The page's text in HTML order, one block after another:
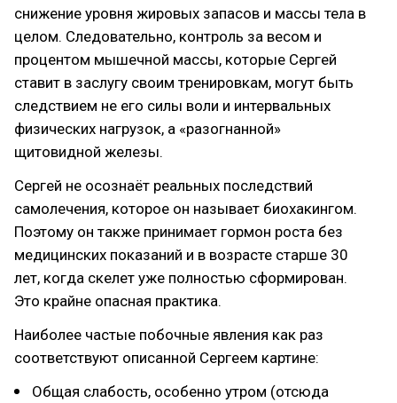
снижение уровня жировых запасов и массы тела в
целом. Следовательно, контроль за весом и
процентом мышечной массы, которые Сергей
ставит в заслугу своим тренировкам, могут быть
следствием не его силы воли и интервальных
физических нагрузок, а «разогнанной»
щитовидной железы.
Сергей не осознаёт реальных последствий
самолечения, которое он называет биохакингом.
Поэтому он также принимает гормон роста без
медицинских показаний и в возрасте старше 30
лет, когда скелет уже полностью сформирован.
Это крайне опасная практика.
Наиболее частые побочные явления как раз
соответствуют описанной Сергеем картине:
Общая слабость, особенно утром (отсюда